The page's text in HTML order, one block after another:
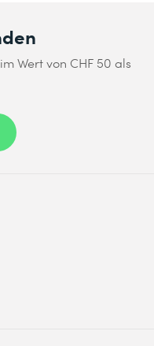
Wert von CHF 50 als